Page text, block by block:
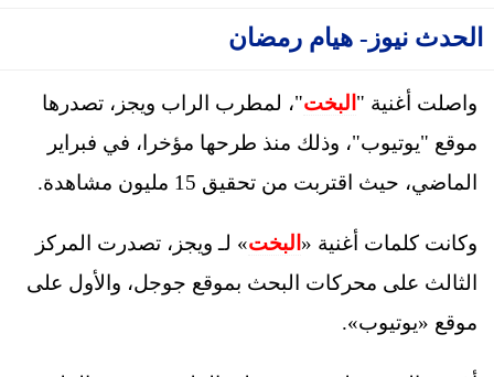
الحدث نيوز- هيام رمضان
واصلت أغنية " البخت"، لمطرب الراب ويجز، تصدرها
موقع "يوتيوب"، وذلك منذ طرحها مؤخرا، في فبراير
الماضي، حيث اقتربت من تحقيق 15 مليون مشاهدة.
وكانت كلمات أغنية « البخت» لـ ويجز، تصدرت المركز
الثالث على محركات البحث بموقع جوجل، والأول على
موقع «يوتيوب».